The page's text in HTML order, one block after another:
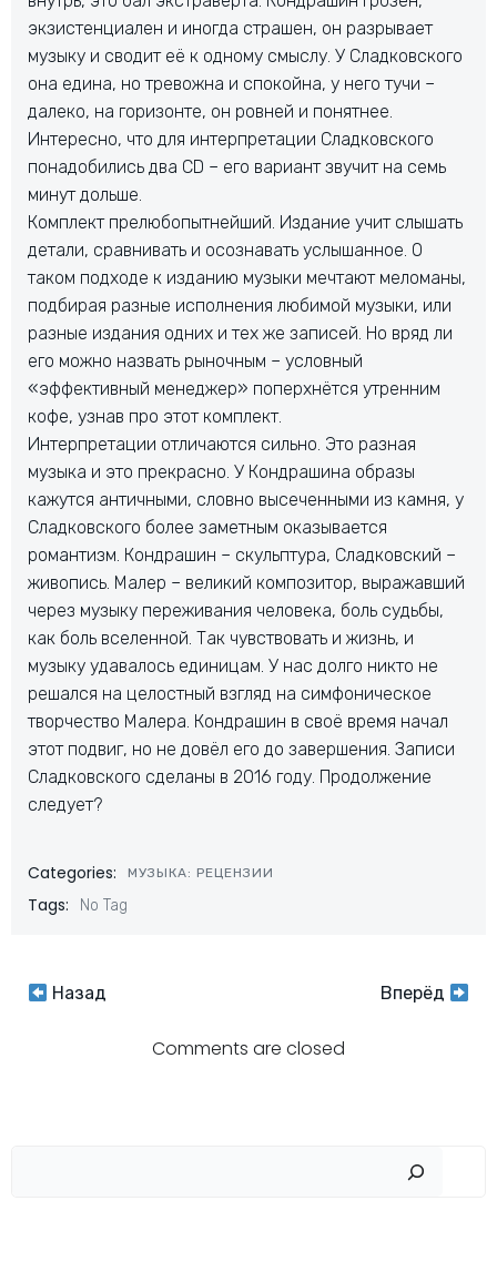
экзистенциален и иногда страшен, он разрывает
музыку и сводит её к одному смыслу. У Сладковского
она едина, но тревожна и спокойна, у него тучи –
далеко, на горизонте, он ровней и понятнее.
Интересно, что для интерпретации Сладковского
понадобились два CD – его вариант звучит на семь
минут дольше.
Комплект прелюбопытнейший. Издание учит слышать
детали, сравнивать и осознавать услышанное. О
таком подходе к изданию музыки мечтают меломаны,
подбирая разные исполнения любимой музыки, или
разные издания одних и тех же записей. Но вряд ли
его можно назвать рыночным – условный
«эффективный менеджер» поперхнётся утренним
кофе, узнав про этот комплект.
Интерпретации отличаются сильно. Это разная
музыка и это прекрасно. У Кондрашина образы
кажутся античными, словно высеченными из камня, у
Сладковского более заметным оказывается
романтизм. Кондрашин – скульптура, Сладковский –
живопись. Малер – великий композитор, выражавший
через музыку переживания человека, боль судьбы,
как боль вселенной. Так чувствовать и жизнь, и
музыку удавалось единицам. У нас долго никто не
решался на целостный взгляд на симфоническое
творчество Малера. Кондрашин в своё время начал
этот подвиг, но не довёл его до завершения. Записи
Сладковского сделаны в 2016 году. Продолжение
следует?
Categories: МУЗЫКА: РЕЦЕНЗИИ
Tags: No Tag
Навигация
Назад
Навигация
по
Вперёд
Comments are closed